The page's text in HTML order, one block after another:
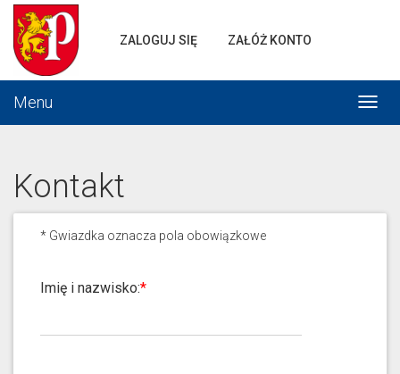
Portal
gminnej
komunikacji
ZALOGUJ SIĘ ZAŁÓŻ KONTO
Menu
Kontakt
* Gwiazdka oznacza pola obowiązkowe
Imię i nazwisko: